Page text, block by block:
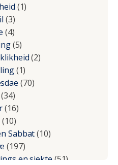
(1)
(3)
(4)
(5)
(2)
(1)
(70)
(34)
(16)
(10)
Sabbat(10)
(197)
en siekte(51)